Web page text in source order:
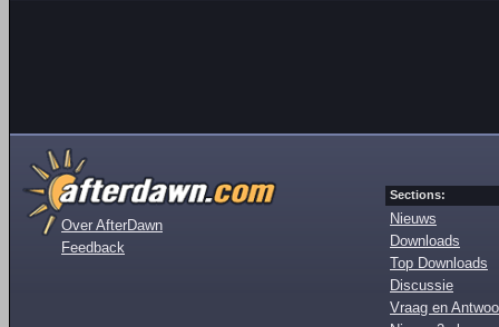
Over AfterDawn
Feedback
Sections:
Nieuws
Downloads
Top Downloads
Discussie
Vraag en